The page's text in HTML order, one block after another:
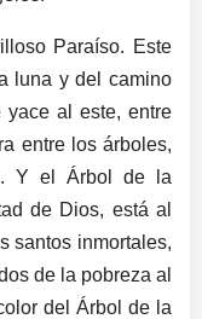
Paraíso. Este
luna y del camino
al este, entre
entre los árboles,
Y el Árbol de la
de Dios, está al
santos inmortales,
de la pobreza al
del Árbol de la